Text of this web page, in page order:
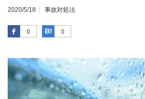
2020/5/18 事故対処法
0
Facebook 0
はてなブックマーク